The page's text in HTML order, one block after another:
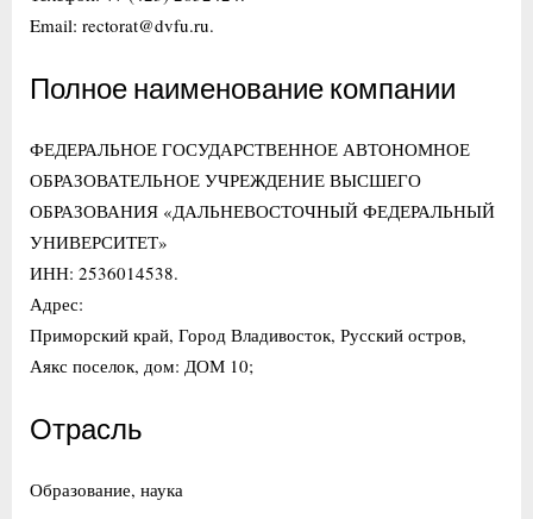
Email: rectorat@dvfu.ru.
Полное наименование компании
ФЕДЕРАЛЬНОЕ ГОСУДАРСТВЕННОЕ АВТОНОМНОЕ
ОБРАЗОВАТЕЛЬНОЕ УЧРЕЖДЕНИЕ ВЫСШЕГО
ОБРАЗОВАНИЯ «ДАЛЬНЕВОСТОЧНЫЙ ФЕДЕРАЛЬНЫЙ
УНИВЕРСИТЕТ»
ИНН: 2536014538.
Адрес:
Приморский край, Город Владивосток, Русский остров,
Аякс поселок, дом: ДОМ 10;
Отрасль
Образование, наука